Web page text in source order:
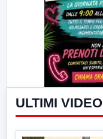
ULTIMI VIDEO